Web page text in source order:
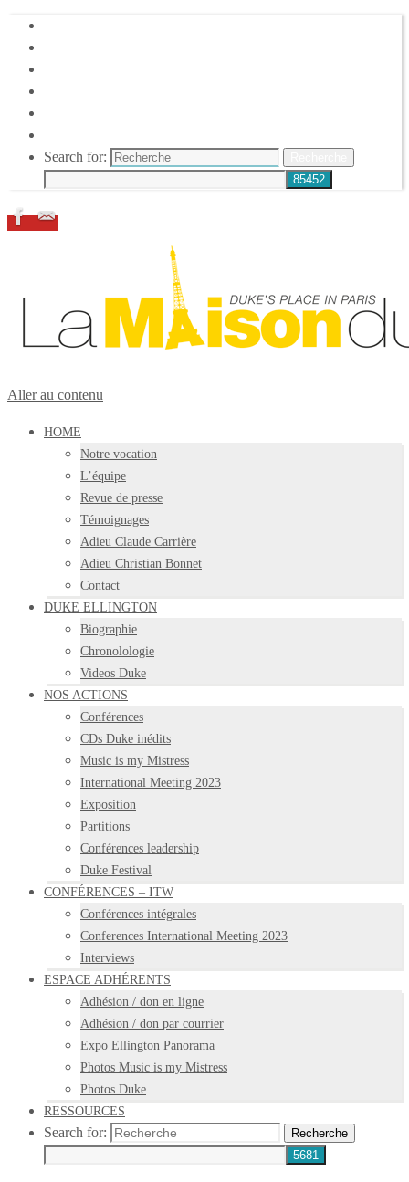
Search for:
Aller au contenu
HOME
Notre vocation
L’équipe
Revue de presse
Témoignages
Adieu Claude Carrière
Adieu Christian Bonnet
Contact
DUKE ELLINGTON
Biographie
Chronolologie
Videos Duke
NOS ACTIONS
Conférences
CDs Duke inédits
Music is my Mistress
International Meeting 2023
Exposition
Partitions
Conférences leadership
Duke Festival
CONFÉRENCES – ITW
Conférences intégrales
Conferences International Meeting 2023
Interviews
ESPACE ADHÉRENTS
Adhésion / don en ligne
Adhésion / don par courrier
Expo Ellington Panorama
Photos Music is my Mistress
Photos Duke
RESSOURCES
Search for: Recherche